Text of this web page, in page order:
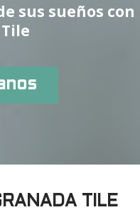
sus sueños con
TILE